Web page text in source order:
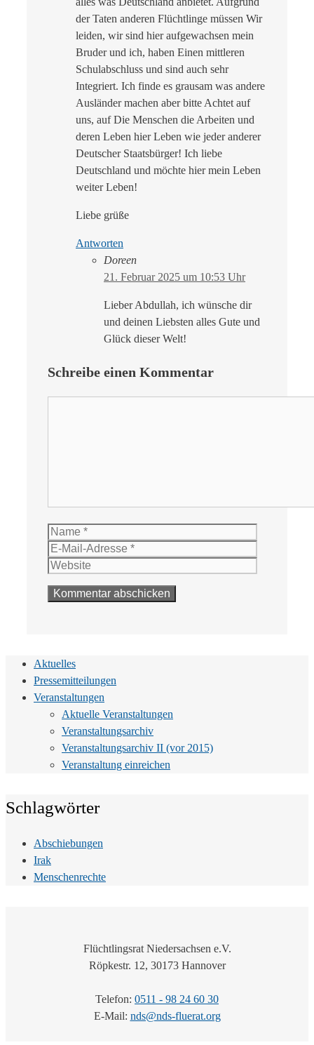
der Taten anderen Flüchtlinge müssen Wir
leiden, wir sind hier aufgewachsen mein
Bruder und ich, haben Einen mittleren
Schulabschluss und sind auch sehr
Integriert. Ich finde es grausam was andere
Ausländer machen aber bitte Achtet auf
uns, auf Die Menschen die Arbeiten und
deren Leben hier Leben wie jeder anderer
Deutscher Staatsbürger! Ich liebe
Deutschland und möchte hier mein Leben
weiter Leben!
Liebe grüße
Antworten
Doreen
21. Februar 2025 um 10:53 Uhr
Lieber Abdullah, ich wünsche dir
und deinen Liebsten alles Gute und
Glück dieser Welt!
Schreibe einen Kommentar
Name
Aktuelles
Pressemitteilungen
Veranstaltungen
Aktuelle Veranstaltungen
Veranstaltungsarchiv
Veranstaltungsarchiv II (vor 2015)
Veranstaltung einreichen
Schlagwörter
Abschiebungen
Irak
Menschenrechte
Flüchtlingsrat Niedersachsen e.V.
Röpkestr. 12, 30173 Hannover
Telefon: 0511 - 98 24 60 30
E-Mail: nds@nds-fluerat.org